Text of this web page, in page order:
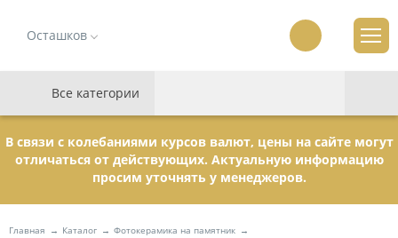
Осташков
Все категории
В связи с колебаниями курсов валют, цены на сайте могут
отличаться от действующих. Актуальную информацию
просим уточнять у менеджеров.
Главная Каталог
Фотокерамика на памятник